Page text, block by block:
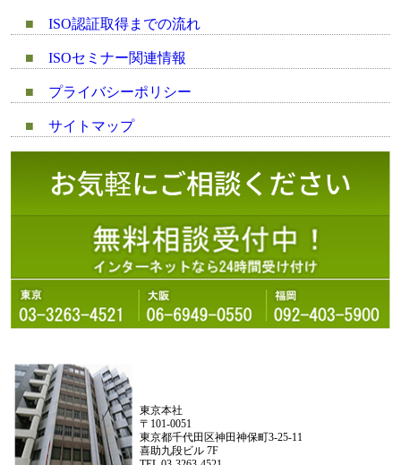
■ ISO認証取得までの流れ
■ ISOセミナー関連情報
■ プライバシーポリシー
■ サイトマップ
東京本社
〒101-0051
東京都千代田区神田神保町3-25-11
喜助九段ビル 7F